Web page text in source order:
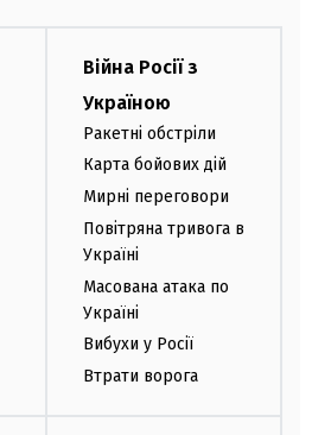
Війна Росії з
Україною
Ракетні обстріли
Карта бойових дій
Мирні переговори
Повітряна тривога в
Україні
Масована атака по
Україні
Вибухи у Росії
Втрати ворога